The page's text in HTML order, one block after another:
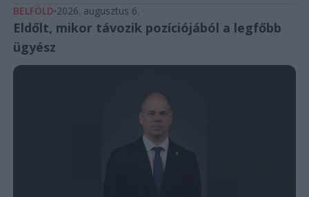
BELFÖLD 2026. augusztus 6.
Eldőlt, mikor távozik pozíciójából a legfőbb
ügyész